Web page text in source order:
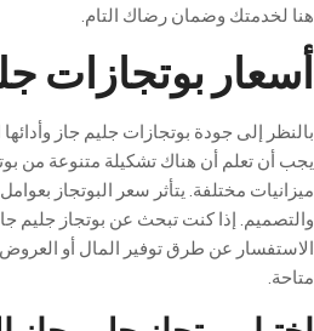
هنا لخدمتك وضمان رضاك التام.
أسعار بوتجازات
بالنظر إلى جودة بوتجازات جليم جاز
يجب أن تعلم أن هناك تشكيلة متنوعة من
ميزانيات مختلفة. يتأثر سعر البوتجاز
والتصميم. إذا كنت تبحث عن بوتجاز جليم
الاستفسار عن طرق توفير المال أو
متاحة.